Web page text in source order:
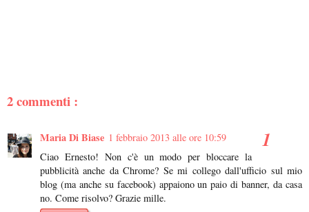
2 commenti :
Maria Di Biase 1 febbraio 2013 alle ore 10:59
Ciao Ernesto! Non c'è un modo per bloccare la
pubblicità anche da Chrome? Se mi collego dall'ufficio sul mio
blog (ma anche su facebook) appaiono un paio di banner, da casa
no. Come risolvo? Grazie mille.